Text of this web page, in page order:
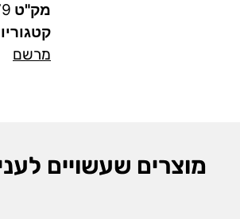
מק"ט
מרשם
מוצרים שעשויים